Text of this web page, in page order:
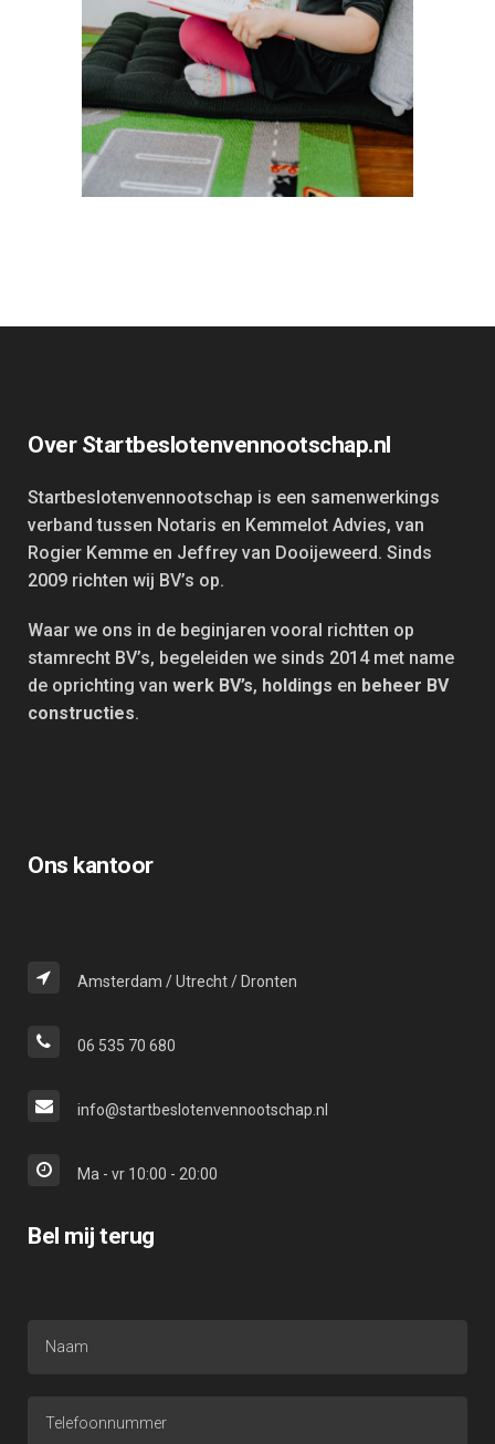
Over Startbeslotenvennootschap.nl
Startbeslotenvennootschap is een samenwerkings
verband tussen Notaris en Kemmelot Advies, van
Rogier Kemme en Jeffrey van Dooijeweerd. Sinds
2009 richten wij BV’s op.
Waar we ons in de beginjaren vooral richtten op
stamrecht BV’s, begeleiden we sinds 2014 met name
de oprichting van werk BV’s, holdings en beheer BV
constructies.
Ons kantoor
Amsterdam / Utrecht / Dronten
06 535 70 680
info@startbeslotenvennootschap.nl
Ma - vr 10:00 - 20:00
Bel mij terug